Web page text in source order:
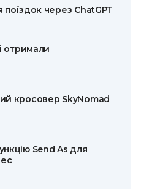
поїздок через ChatGPT
отримали
кросовер SkyNomad
Send As для